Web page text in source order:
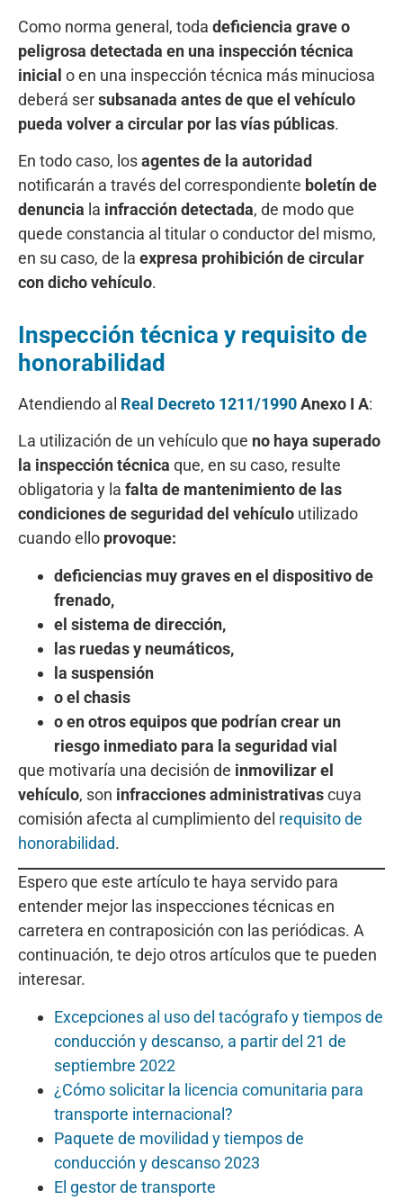
Como norma general, toda deficiencia grave o
peligrosa detectada en una inspección técnica
inicial o en una inspección técnica más minuciosa
deberá sersubsanada antes de que el vehículo
pueda volver a circular por las vías públicas.
En todo caso, losagentes de la autoridad
notificarán a través del correspondiente boletín de
denuncia la infracción detectada, de modo que
quede constancia al titular o conductor del mismo,
en su caso, de la expresa prohibición de circular
con dicho vehículo.
Inspección técnica y requisito de
honorabilidad
Atendiendo al Real Decreto 1211/1990Anexo I A:
La utilización de un vehículo que no haya superado
la inspección técnica que, en su caso, resulte
obligatoria y la falta de mantenimiento de las
condiciones de seguridad del vehículo utilizado
cuando ello provoque:
deficiencias muy graves en el dispositivo de
frenado,
el sistema de dirección,
las ruedas y neumáticos,
la suspensión
o el chasis
o en otros equipos que podrían crear un
riesgo inmediato para la seguridad vial
que motivaría una decisión de inmovilizar el
vehículo, son infracciones administrativascuya
comisión afecta al cumplimiento del requisito de
honorabilidad.
Espero que este artículo te haya servido para
entender mejor las inspecciones técnicas en
carretera en contraposición con las periódicas. A
continuación, te dejo otros artículos que te pueden
interesar.
Excepciones al uso del tacógrafo y tiempos de
conducción y descanso, a partir del 21 de
septiembre 2022
¿Cómo solicitar la licencia comunitaria para
transporte internacional?
Paquete de movilidad y tiempos de
conducción y descanso 2023
El gestor de transporte